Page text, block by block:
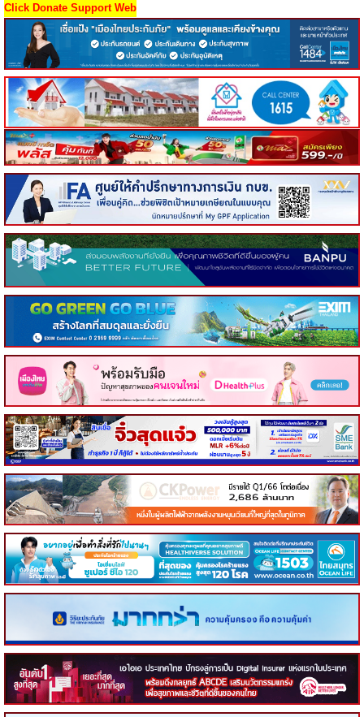
Click Donate Support Web